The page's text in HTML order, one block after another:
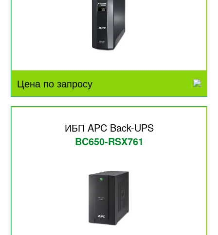
Цена по запросу
ИБП APC Back-UPS
BC650-RSX761